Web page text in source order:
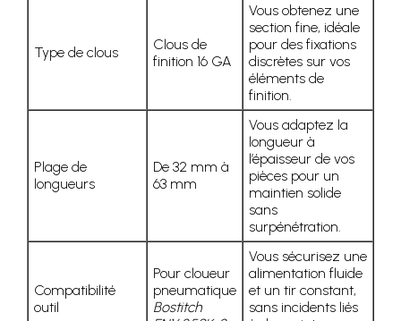
Type de clous
Clous de
finition 16 GA
Vous obtenez une
section fine, idéale
pour des fixations
discrètes sur vos
éléments de
finition.
Plage de
longueurs
De 32 mm à
63 mm
Vous adaptez la
longueur à
l’épaisseur de vos
pièces pour un
maintien solide
sans
surpénétration.
Compatibilité
outil
Pour cloueur
pneumatique
Bostitch
Vous sécurisez une
alimentation fluide
et un tir constant,
sans incidents liés